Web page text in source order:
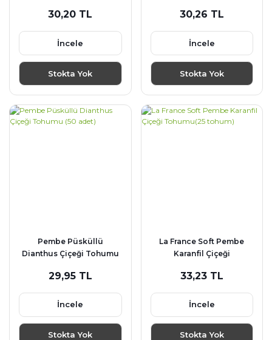
30,20 TL
İncele
Stokta Yok
30,26 TL
İncele
Stokta Yok
Pembe Püsküllü
Dianthus Çiçeği Tohumu
29,95 TL
İncele
Stokta Yok
La France Soft Pembe
Karanfil Çiçeği
33,23 TL
İncele
Stokta Yok